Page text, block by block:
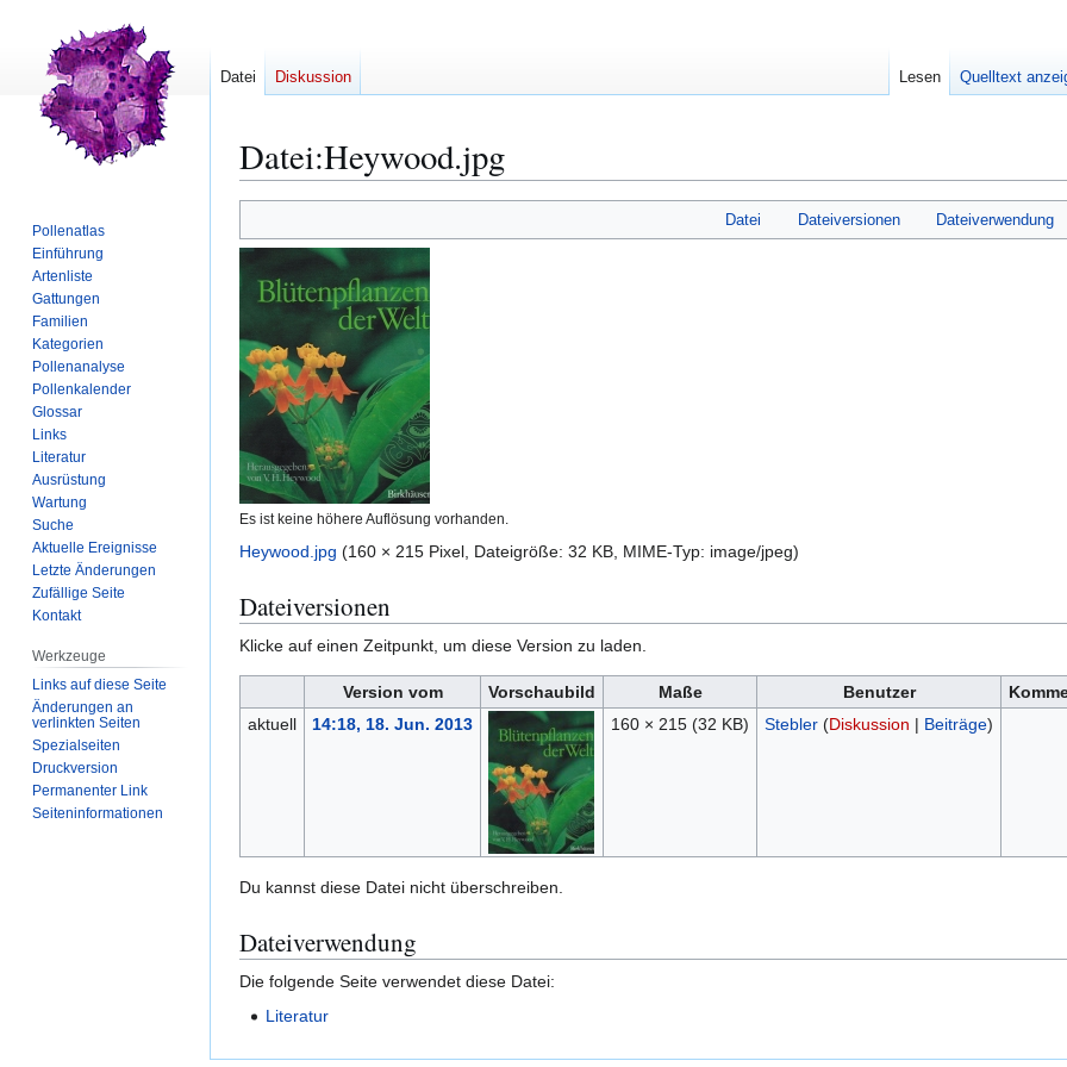
Datei:Heywood.jpg
Navigation
springen
Suche
springen
Datei Dateiversionen Dateiverwendung
Es ist keine höhere Auflösung vorhanden.
Heywood.jpg (160 × 215 Pixel, Dateigröße: 32 KB, MIME-Typ: image/jpeg)
Dateiversionen
Klicke auf einen Zeitpunkt, um diese Version zu laden.
Version vom Vorschaubild Maße Benutzer
aktuell
14:18, 18. Jun. 2013 160 × 215 (32 KB) Stebler (Diskussion | Beiträge)
Du kannst diese Datei nicht überschreiben.
Dateiverwendung
Die folgende Seite verwendet diese Datei:
Literatur
Datei Diskussion Lesen Quelltext
Pollenatlas
Einführung
Artenliste
Gattungen
Familien
Kategorien
Pollenanalyse
Pollenkalender
Glossar
Links
Literatur
Ausrüstung
Wartung
Suche
Aktuelle Ereignisse
Letzte Änderungen
Zufällige Seite
Kontakt
Werkzeuge
Links auf diese Seite
Änderungen an
verlinkten Seiten
Spezialseiten
Druckversion
Permanenter Link
Seiten­­informationen